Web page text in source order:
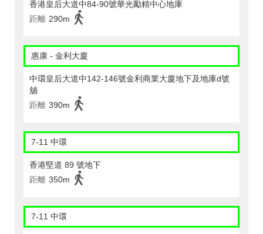
香港皇后大道中84-90號華光勵精中心地庫
距離 290m
惠康 - 金利大廈
中環皇后大道中142-146號金利商業大廈地下及地庫d號
舖
距離 390m
7-11 中環
香港堅道 89 號地下
距離 350m
7-11 中環